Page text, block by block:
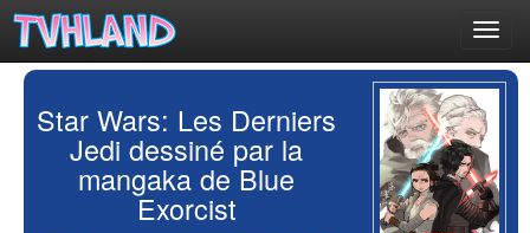
Star Wars: Les Derniers
Jedi dessiné par la
mangaka de Blue
Exorcist